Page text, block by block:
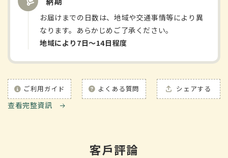
お届けまでの日数は、地域や交通事情等により異
なります。あらかじめご了承ください。
地域により7日〜14日程度
ご利用ガイド よくある質問 シェアする
查看完整資訊
客戶評論